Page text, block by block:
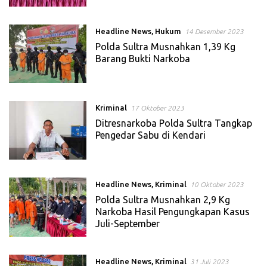
Headline News, Hukum 14 Desember 2023
Polda Sultra Musnahkan 1,39 Kg
Barang Bukti Narkoba
Kriminal 17 Oktober 2023
Ditresnarkoba Polda Sultra Tangkap
Pengedar Sabu di Kendari
Headline News, Kriminal 10 Oktober 2023
Polda Sultra Musnahkan 2,9 Kg
Narkoba Hasil Pengungkapan Kasus
Juli-September
Headline News, Kriminal 31 Juli 2023